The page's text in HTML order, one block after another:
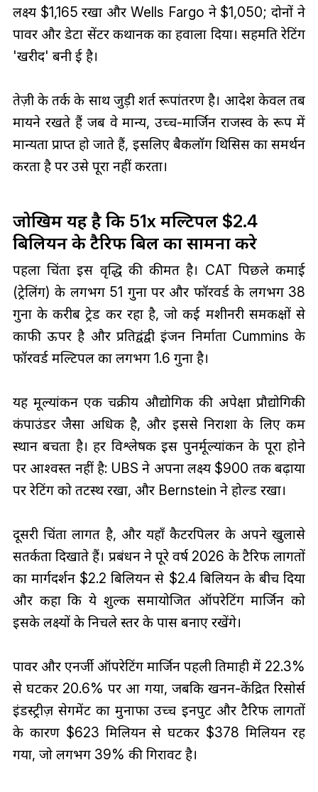
लक्ष्य $1,165 रखा और Wells Fargo ने $1,050; दोनों ने
पावर और डेटा सेंटर कथानक का हवाला दिया। सहमति रेटिंग
'खरीद' बनी हुई है।
तेज़ी के तर्क के साथ जुड़ी शर्त रूपांतरण है। आदेश केवल तब
मायने रखते हैं जब वे मान्य, उच्च-मार्जिन राजस्व के रूप में
मान्यता प्राप्त हो जाते हैं, इसलिए बैकलॉग थिसिस का समर्थन
करता है पर उसे पूरा नहीं करता।
जोखिम यह है कि 51x मल्टिपल $2.4
बिलियन के टैरिफ बिल का सामना करे
पहला चिंता इस वृद्धि की कीमत है। CAT पिछले कमाई
(ट्रेलिंग) के लगभग 51 गुना पर और फॉरवर्ड के लगभग 38
गुना के करीब ट्रेड कर रहा है, जो कई मशीनरी समकक्षों से
काफी ऊपर है और प्रतिद्वंद्वी इंजन निर्माता Cummins के
फॉरवर्ड मल्टिपल का लगभग 1.6 गुना है।
यह मूल्यांकन एक चक्रीय औद्योगिक की अपेक्षा प्रौद्योगिकी
कंपाउंडर जैसा अधिक है, और इससे निराशा के लिए कम
स्थान बचता है। हर विश्लेषक इस पुनर्मूल्यांकन के पूरा होने
पर आश्वस्त नहीं है: UBS ने अपना लक्ष्य $900 तक बढ़ाया
पर रेटिंग को तटस्थ रखा, और Bernstein ने होल्ड रखा।
दूसरी चिंता लागत है, और यहाँ कैटरपिलर के अपने खुलासे
सतर्कता दिखाते हैं। प्रबंधन ने पूरे वर्ष 2026 के टैरिफ लागतों
का मार्गदर्शन $2.2 बिलियन से $2.4 बिलियन के बीच दिया
और कहा कि ये शुल्क समायोजित ऑपरेटिंग मार्जिन को
इसके लक्ष्यों के निचले स्तर के पास बनाए रखेंगे।
पावर और एनर्जी ऑपरेटिंग मार्जिन पहली तिमाही में 22.3%
से घटकर 20.6% पर आ गया, जबकि खनन-केंद्रित रिसोर्स
इंडस्ट्रीज़ सेगमेंट का मुनाफा उच्च इनपुट और टैरिफ लागतों
के कारण $623 मिलियन से घटकर $378 मिलियन रह
गया, जो लगभग 39% की गिरावट है।